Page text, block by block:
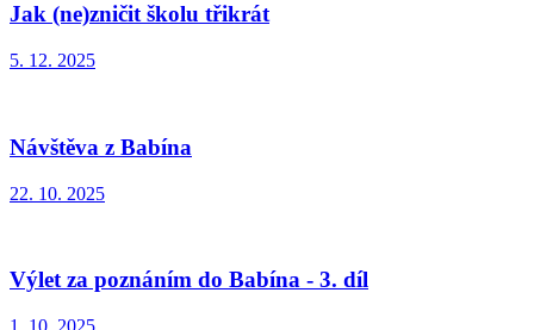
Jak (ne)zničit školu třikrát
5. 12. 2025
Návštěva z Babína
22. 10. 2025
Výlet za poznáním do Babína - 3. díl
1. 10. 2025